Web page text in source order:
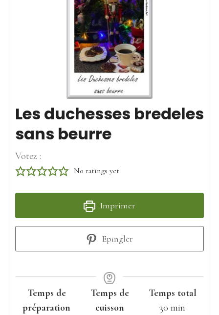
Les duchesses bredeles
sans beurre
Votez :
No ratings yet
Imprimer
Epingler
Temps de
préparation
Temps de
cuisson
Temps total
30 minutes
min